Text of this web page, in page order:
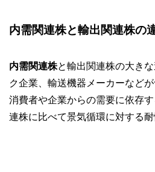
内需関連株と輸出関連株の
内需関連株と輸出関連株の大き
ク企業、輸送機器メーカーなど
消費者や企業からの需要に依存
連株に比べて景気循環に対する